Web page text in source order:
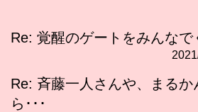
Re: 覚醒のゲートをみんなで
Re: 斉藤一人さんや、まるか
ら･･･